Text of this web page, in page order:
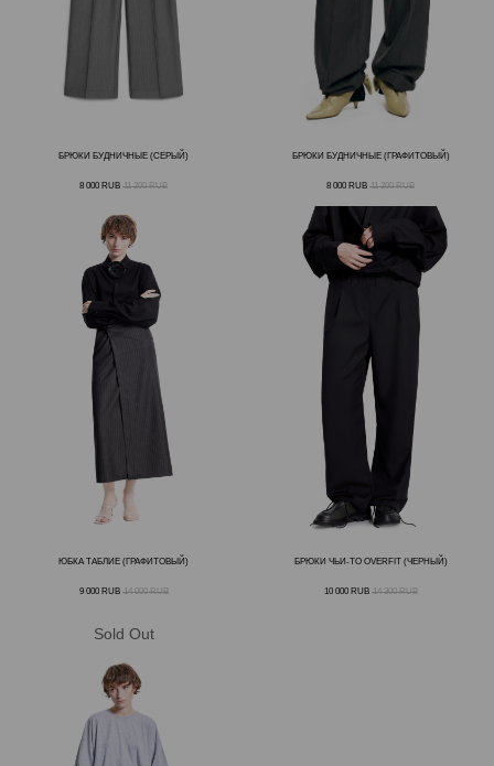
БРЮКИ БУДНИЧНЫЕ (СЕРЫЙ)
8 000 RUB 11 200 RUB
БРЮКИ БУДНИЧНЫЕ (ГРАФИТОВЫЙ)
8 000 RUB 11 200 RUB
ЮБКА ТАБЛИЕ (ГРАФИТОВЫЙ)
9 000 RUB 14 000 RUB
БРЮКИ ЧЬИ-ТО OVERFIT (ЧЕРНЫЙ)
10 000 RUB 14 300 RUB